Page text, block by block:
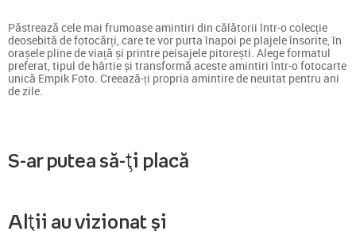
Păstrează cele mai frumoase amintiri din călătorii într-o colecție
deosebită de fotocărți, care te vor purta înapoi pe plajele însorite, în
orașele pline de viață și printre peisajele pitorești. Alege formatul
preferat, tipul de hârtie și transformă aceste amintiri într-o fotocarte
unică Empik Foto. Creează-ți propria amintire de neuitat pentru ani
de zile.
S-ar putea să-ți placă
Alții au vizionat și